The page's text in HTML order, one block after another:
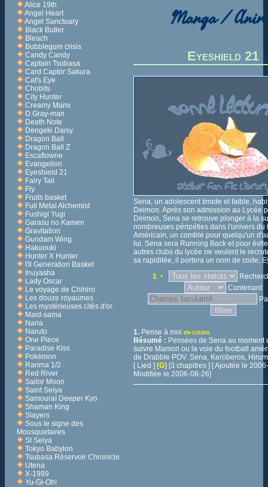
Alice 19th
Angel Heart
Angel Sanctuary
Black Butler
Bleach
Bubblegum crisis
Candy Candy
Captain Tsubasa
Card Captor Sakura
Cat's Eye
Chobits
City Hunter
Creamy Mami
D.Gray-man
Death Note
Dengeki Daisy
Dragon Ball
Dragon Ball Z
Escaflowne
Evangelion
Eyeshield 21
Fairy Tail
Fly
Fruits basket
Full Metal Alchemist
Fushigi Yugi
Garasu no Kamen
Gravitation
Gundam Wing
Hakuouki
Hunter X Hunter
I'll Generation Basket
Inuyasha
Lady Oscar
Le voyage de Chihiro
Les douze royaumes
Les mystérieuses cités d'or
Maid-sama
Nana
Naruto
One Piece
Paradise Kiss
Pokémon
Ranma 1/2
Red River
Sailor Moon
Saint Seiya
Samouraï Deeper Kyo
Shaman King
Slayers
Sous le signe des
Mousquetaires
St Seiya
Tokyo Babylon
Tsubasa Réservoir Chronicle
Utena
X-1999
Yu-Gi-Oh!
Manga /
Eyeshield 21
Sena, un adolescent timide et faible,
Deimon. Après son admission au Lycée
Deimon, Sena se retrouve plonger à la
nombreuses péripéties dans l'univers du
Américain, un comble pour quelqu'un
lui. Sena sera Running Back et pour
autres clubs du lycée ne veulent le
sa rapiditée, il portera un nom de code;
1
Contenant
1. Pense à moi EN-COURS
Résumé : Pensées de Sena au moment
suivre Mamori ou la voie du football
de Drabble POV. Sena, Keroberos,
[ Lied ] [G] [3 chapitres ] [ Ajoutée le
Modifiée le 2006-08-26]